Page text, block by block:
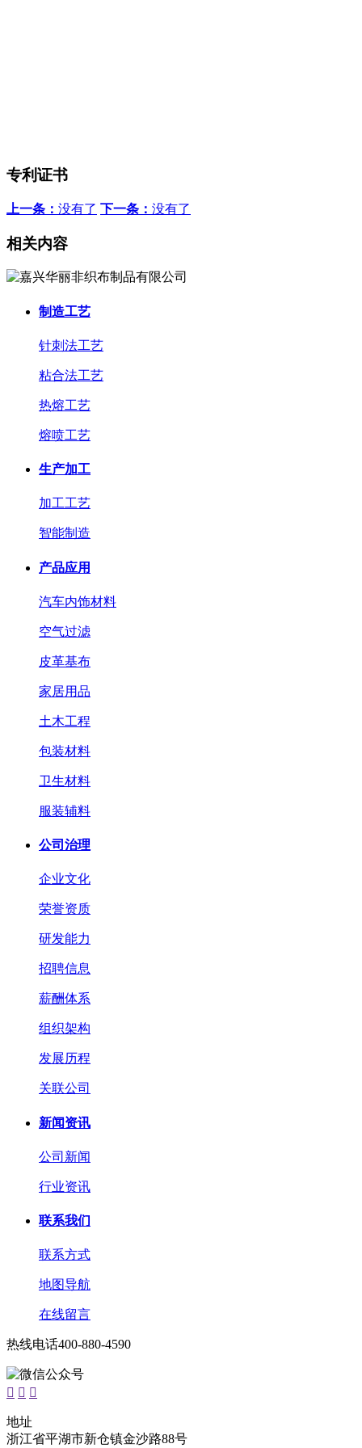
专利证书
上一条： 没有了 下一条： 没有了
相关内容
制造工艺
针刺法工艺
粘合法工艺
热熔工艺
熔喷工艺
生产加工
加工工艺
智能制造
产品应用
汽车内饰材料
空气过滤
皮革基布
家居用品
土木工程
包装材料
卫生材料
服装辅料
公司治理
企业文化
荣誉资质
研发能力
招聘信息
薪酬体系
组织架构
发展历程
关联公司
新闻资讯
公司新闻
行业资讯
联系我们
联系方式
地图导航
在线留言
热线电话400-880-4590
  
地址
浙江省平湖市新仓镇金沙路88号